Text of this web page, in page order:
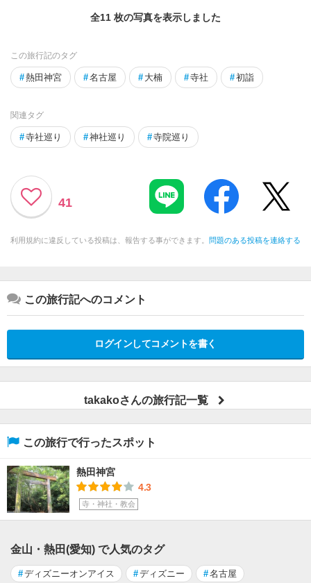
全11 枚の写真を表示しました
この旅行記のタグ
#熱田神宮 #名古屋 # 大楠 #寺社 #初詣
関連タグ
#寺社巡り #神社巡り #寺院巡り
41
利用規約に違反している投稿は、報告する事ができます。 問題のある投稿を連絡する
この旅行記へのコメント
ログインしてコメントを書く
takakoさんの旅行記一覧
この旅行で行ったスポット
熱田神宮
4.3
寺・神社・教会
金山・熱田(愛知) で人気のタグ
#ディズニーオンアイス #ディズニー #名古屋